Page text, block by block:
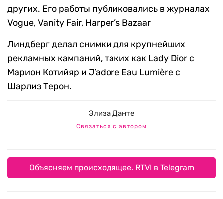
других. Его работы публиковались в журналах
Vogue, Vanity Fair, Harper’s Bazaar
Линдберг делал снимки для крупнейших
рекламных кампаний, таких как Lady Dior с
Марион Котийяр и J’adore Eau Lumière с
Шарлиз Терон.
Элиза Данте
Связаться с автором
Объясняем происходящее. RTVI в Telegram